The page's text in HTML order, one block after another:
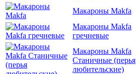
Макароны Makfa
Макароны Makfa
гречневые
Макароны Makfa
Станичные (перья
любительские)